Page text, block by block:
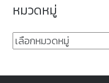
หมวดหมู่
หมวด